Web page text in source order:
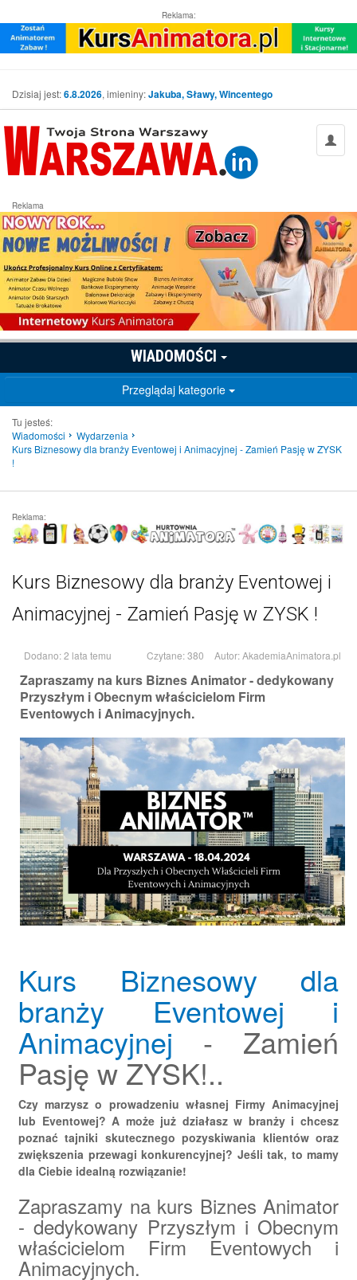
Reklama:
Dzisiaj jest:6.8.2026, imieniny:Jakuba, Sławy, Wincentego
Reklama
WIADOMOŚCI
Przeglądaj kategorie
Tu jesteś:
Wiadomości
Wydarzenia
Kurs Biznesowy dla branży Eventowej i Animacyjnej - Zamień Pasję w ZYSK
!
Reklama:
Kurs Biznesowy dla branży Eventowej i
Animacyjnej - Zamień Pasję w ZYSK !
Dodano: 2 lata temu Czytane: 380 Autor:AkademiaAnimatora.pl
Zapraszamy na kurs Biznes Animator - dedykowany
Przyszłym i Obecnym właścicielom Firm
Eventowych i Animacyjnych.
Kurs Biznesowy dla
branży Eventowej i
Animacyjnej - Zamień
Pasję w ZYSK!..
Czy marzysz o prowadzeniu własnej Firmy Animacyjnej
lub Eventowej? A może już działasz w branży i chcesz
poznać tajniki skutecznego pozyskiwania klientów oraz
zwiększenia przewagi konkurencyjnej? Jeśli tak, to mamy
dla Ciebie idealną rozwiązanie!
Zapraszamy na kurs Biznes Animator
- dedykowany Przyszłym i Obecnym
właścicielom Firm Eventowych i
Animacyjnych.